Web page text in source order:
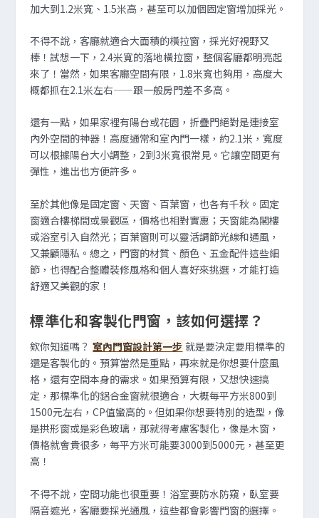
加大到1.2米寬、1.5米高，甚至可以加個固定窗增加採光。
不得不說，客廳就適合大面積的橫拉窗，採光好視野又
棒！試想一下，2.4米寬的落地橫拉窗，整個客廳都明亮起
來了！當然，如果客廳空間有限，1.8米寬也夠用，高度大
概都抓在2.1米左右——跟一般房門差不多高。
還有一點，如果家裡有陽台或花園，折疊門絕對是連接室
內外空間的神器！高度通常和室內門一樣，約2.1米，寬度
可以根據陽台大小調整，2到3米寬很常見。它讓空間更有
彈性，進出也方便許多。
至於其他像是固定窗、天窗、百葉窗，也各有千秋。固定
窗適合樓梯間或景觀區，價格也相對實惠；天窗能為閣樓
或浴室引入自然光；百葉窗則可以靈活調節光線和通風，
又兼顧隱私。總之，門窗的材質、顏色、五金配件這些細
節，也得配合整體裝修風格和個人喜好來挑選，才能打造
舒適又美觀的家！
標準化和客製化門窗，該如何選擇？
欸你知道嗎？ 室內門窗設計第一步 就是要決定要用標準的
還是客製化的。預算當然是重點，再來就是你想要什麼風
格，還有空間本身的需求。如果預算有限，又想快速搞
定，那標準化的鋁合金窗就很適合，大概每平方米800到
1500元左右，CP值蠻高的。但如果你想要特別的造型，像
是拱形窗或是彩色玻璃，那就得考慮客製化，像是木窗，
價格就會貴很多，每平方米可能要3000到5000元，甚至更
高！
不得不說，空間功能也很重要！浴室要防水防窺，臥室要
隔音遮光，客廳要採光通風，這些都會影響門窗的選擇。